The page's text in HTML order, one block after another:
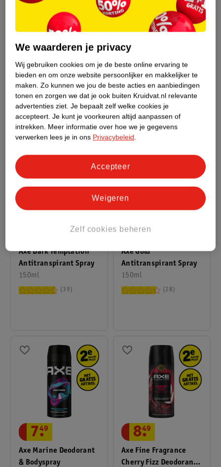
Axe Fine Fragrance
Aqua Bergamot
Deodorant & Bodyspray
150ml
8.
49
Dove Men+Care Extra
Fresh Antitranspirant
Spray
150ml
6.
69
Axe Dark Temptation
Antitranspirant Spray
150ml
39
Axe Gold
Antitranspirant Spray
150ml
7.
49
28
Axe Marine Deodorant
& Bodyspray
7.
49
Axe Fine Fragrance
Cherry Fizz Deodorant
8.
49
We waarderen je privacy
Wij gebruiken cookies om je de beste online ervaring te
bieden en om onze website persoonlijker en makkelijker te
maken. Zo kunnen we jou de beste acties en aanbiedingen
tonen en zorgen we dat je ook buiten Kruidvat.nl relevante
advertenties ziet. Je bepaalt zelf welke cookies je
accepteert. Je kunt je voorkeuren altijd aanpassen of
intrekken. Meer informatie over hoe we je gegevens
verwerken lees je in ons Privacybeleid.
Zelf cookies beheren
Weigeren
Accepteer